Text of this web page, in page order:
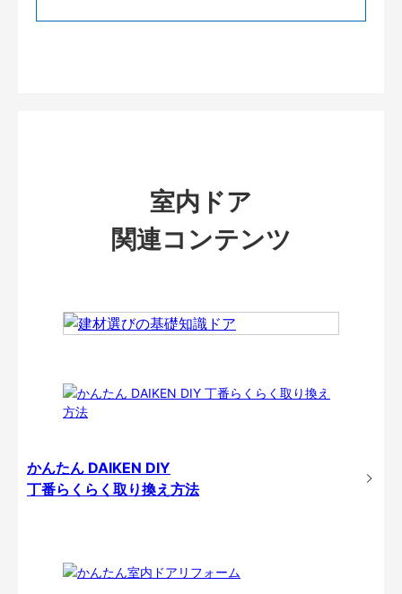
室内ドア
関連コンテンツ
かんたん DAIKEN DIY
丁番らくらく取り換え方法